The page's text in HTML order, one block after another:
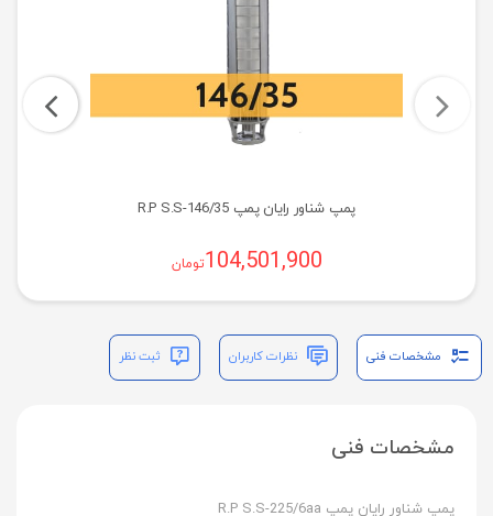
پمپ شناور رایان پمپ R.P S.S-146/35
104,501,900تومان
مشخصات فنی نظرات کاربران ثبت نظر
مشخصات فنی
پمپ شناور رایان پمپ R.P S.S-225/6aa